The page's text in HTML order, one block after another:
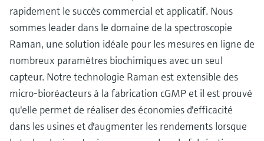
rapidement le succès commercial et applicatif. Nous
sommes leader dans le domaine de la spectroscopie
Raman, une solution idéale pour les mesures en ligne de
nombreux paramètres biochimiques avec un seul
capteur. Notre technologie Raman est extensible des
micro-bioréacteurs à la fabrication cGMP et il est prouvé
qu'elle permet de réaliser des économies d'efficacité
dans les usines et d'augmenter les rendements lorsque